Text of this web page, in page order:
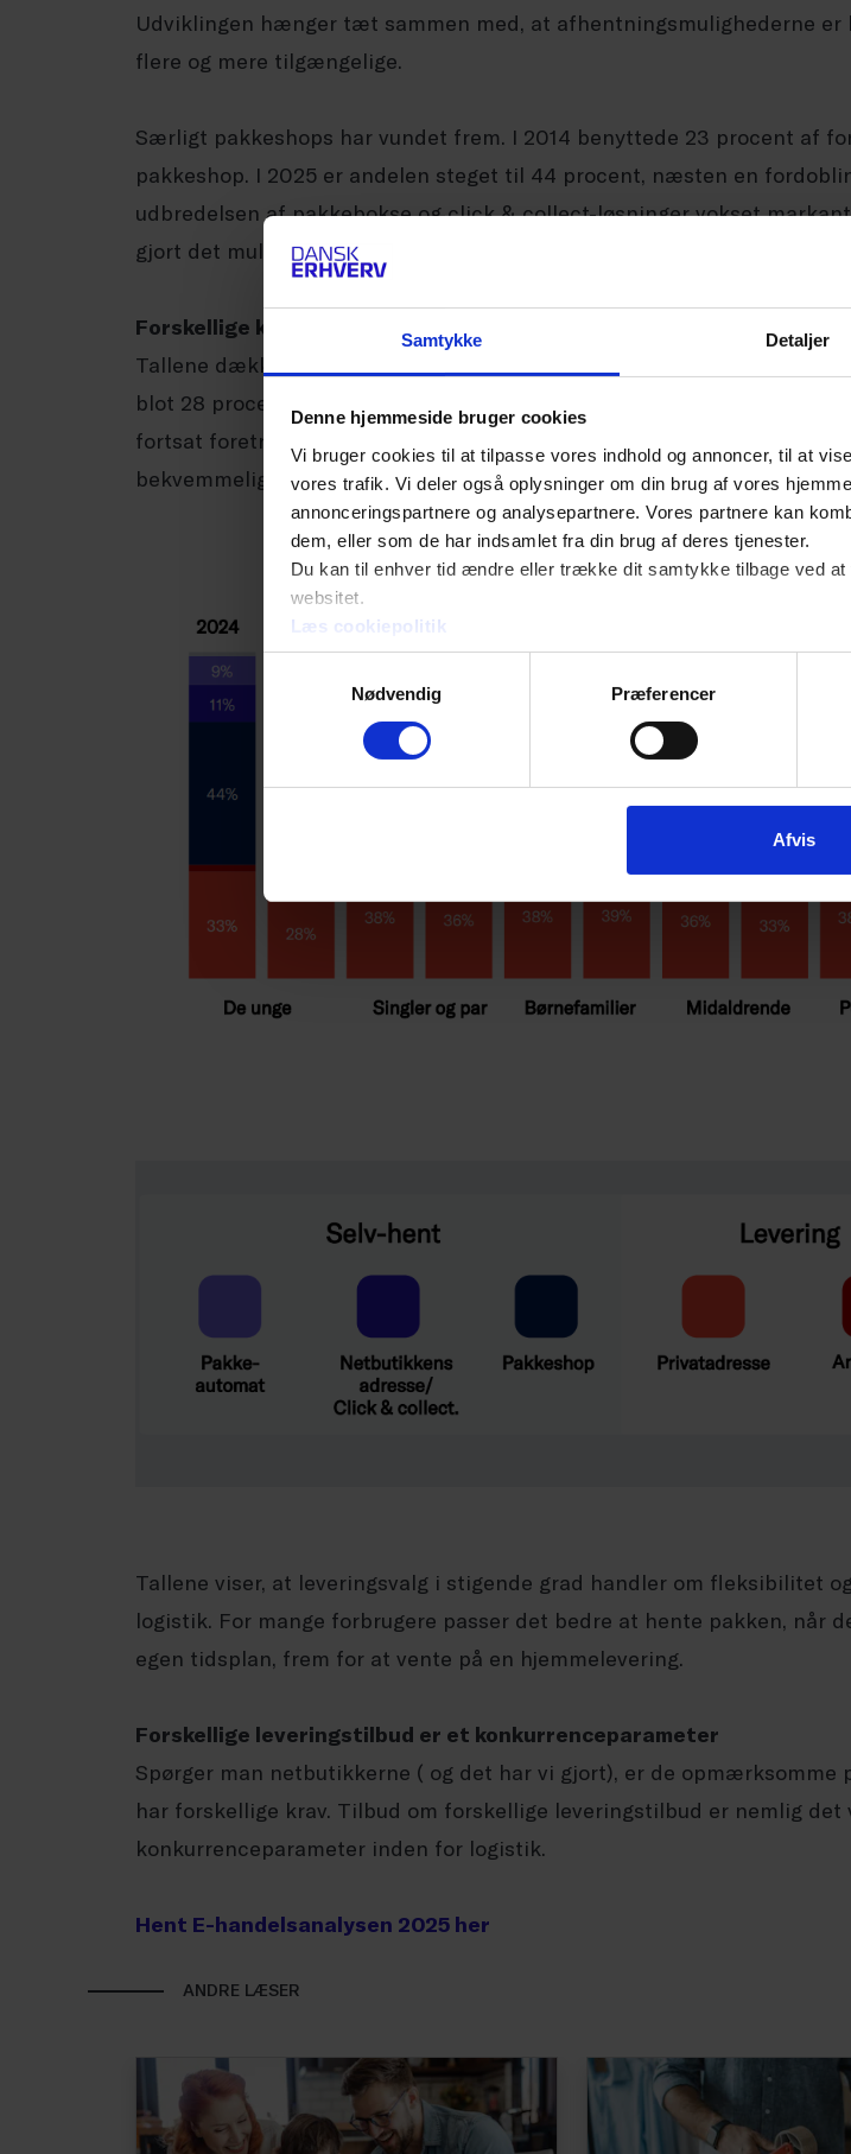
Samtykke Detaljer
Denne hjemmeside bruger cookies
Vi bruger cookies til at tilpasse vores indhold og annoncer, til at
vores trafik. Vi deler også oplysninger om din brug af vores
annonceringspartnere og analysepartnere. Vores partnere kan
dem, eller som de har indsamlet fra din brug af deres tjenester.
Du kan til enhver tid ændre eller trække dit samtykke tilbage ved
websitet.
Læs cookiepolitik
Nødvendig
Præferencer
Afvis
Udviklingen hænger tæt sammen med, at afhentningsmulighederne er
flere og mere tilgængelige.
Særligt pakkeshops har vundet frem. I 2014 benyttede 23 procent af
pakkeshop. I 2025 er andelen steget til 44 procent, næsten en
udbredelsen af pakkebokse og click & collect-løsninger vokset
gjort det muligt for de fleste danskere at hente deres pakke tæt på
Forskellige kunder, forskellige krav
Tallene dækker også over forskelle mellem aldersgrupper. Blandt unge
blot 28 procent valgt hjemmelevering i 2025, mens 40 procent af
fortsat foretrækker at få pakken leveret direkte til døren. Det peger på,
bekvemmelighed kan opfattes forskelligt afhængigt af livssituation og
Tallene viser, at leveringsvalg i stigende grad handler om fleksibilitet
logistik. For mange forbrugere passer det bedre at hente pakken, når
egen tidsplan, frem for at vente på en hjemmelevering.
Forskellige leveringstilbud er et konkurrenceparameter
Spørger man netbutikkerne ( og det har vi gjort), er de opmærksomme
har forskellige krav. Tilbud om forskellige leveringstilbud er nemlig det
konkurrenceparameter inden for logistik.
Hent E-handelsanalysen 2025 her
ANDRE LÆSER